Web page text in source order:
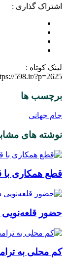
اشتراک گذاری :
لینک کوتاه :
598.ir/?p=2625
برچسب ها
جام جهانی
نوشته های
قطع همکاری
حضور قلعه‌نویی در جام
کم محلی به